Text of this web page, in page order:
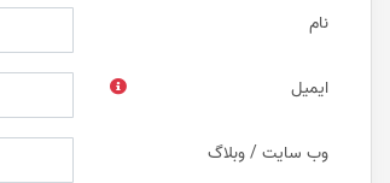
نام
ایمیل
وب سایت / وبلاگ